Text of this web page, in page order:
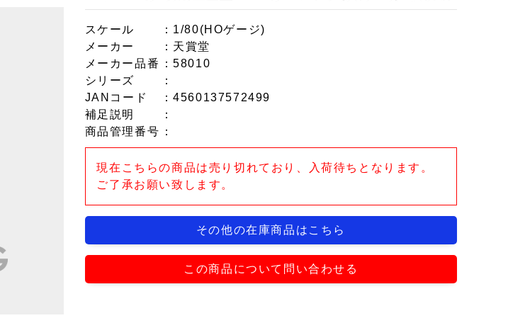
スケール
：1/80(HOゲージ)
メーカー
：天賞堂
メーカー品番
：58010
シリーズ
：
JANコード
：4560137572499
補足説明
：
商品管理番号 ：
現在こちらの商品は売り切れており、入荷待ちとなります。
ご了承お願い致します。
その他の在庫商品はこちら
この商品について問い合わせる